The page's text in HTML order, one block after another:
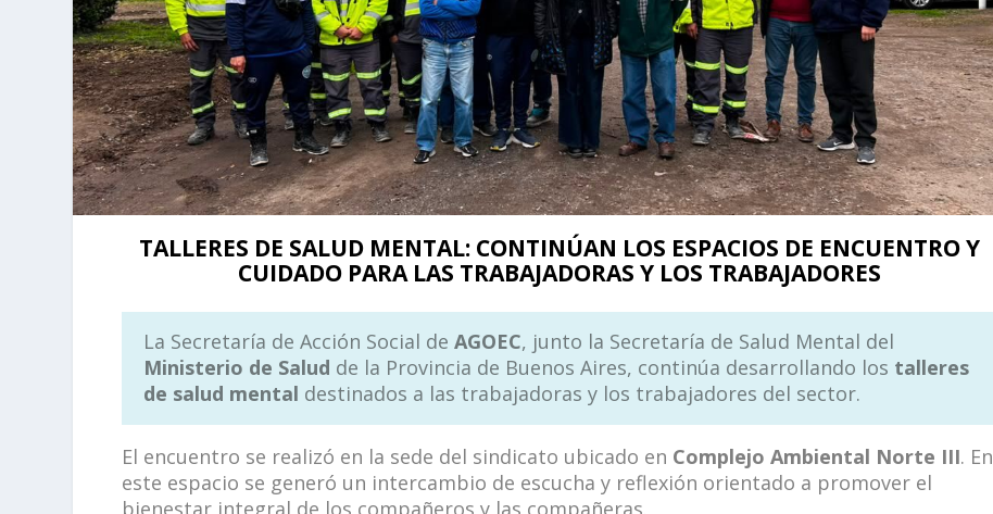
TALLERES DE SALUD MENTAL: CONTINÚAN LOS ESPACIOS DE ENCUENTRO Y
CUIDADO PARA LAS TRABAJADORAS Y LOS TRABAJADORES
La Secretaría de Acción Social de AGOEC, junto la Secretaría de Salud Mental del
Ministerio de Salud de la Provincia de Buenos Aires, continúa desarrollando los talleres
de salud mental destinados a las trabajadoras y los trabajadores del sector.
El encuentro se realizó en la sede del sindicato ubicado en Complejo Ambiental Norte III. En
este espacio se generó un intercambio de escucha y reflexión orientado a promover el
bienestar integral de los compañeros y las compañeras.